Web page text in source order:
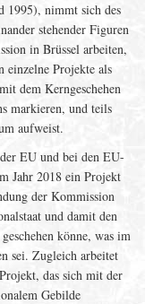
1995), nimmt sich des
stehender Figuren
in Brüssel arbeiten,
einzelne Projekte als
dem Kerngeschehen
markieren, und teils
aufweist.
EU und bei den EU-
Jahr 2018 ein Projekt
der Kommission
und damit den
könne, was im
sei. Zugleich arbeitet
das sich mit der
Gebilde